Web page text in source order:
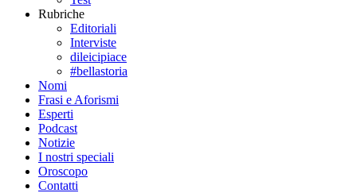
Rubriche
Editoriali
Interviste
dileicipiace
#bellastoria
Nomi
Frasi e Aforismi
Esperti
Podcast
Notizie
I nostri speciali
Oroscopo
Contatti